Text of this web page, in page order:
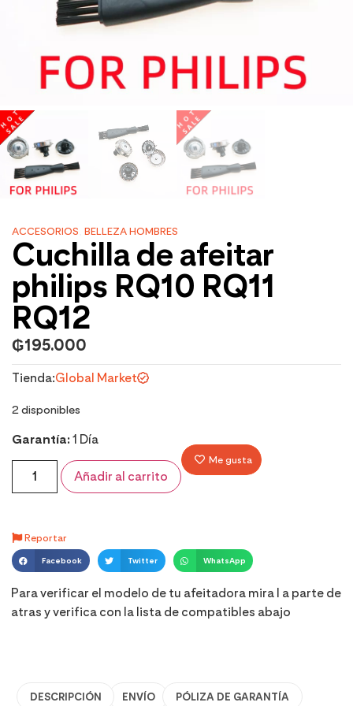
ACCESORIOS BELLEZA HOMBRES
Cuchilla de afeitar
philips RQ10 RQ11
RQ12
₲195.000
Tienda:Global Market
2 disponibles
Garantía:1 Día
Añadir al carrito
Me gusta
Reportar
Facebook Twitter WhatsApp
Para verificar el modelo de tu afeitadora mira l a parte de
atras y verifica con la lista de compatibles abajo
DESCRIPCIÓN ENVÍO PÓLIZA DE GARANTÍA